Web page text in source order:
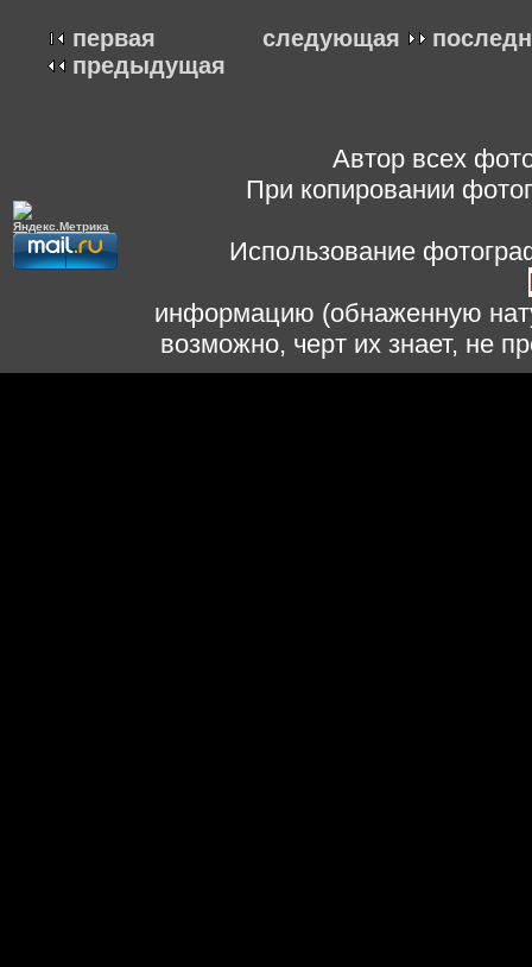
следующая
первая
предыдущая
Автор всех
При копировании
Использование
информацию (обнаженную
возможно, черт их знает, не